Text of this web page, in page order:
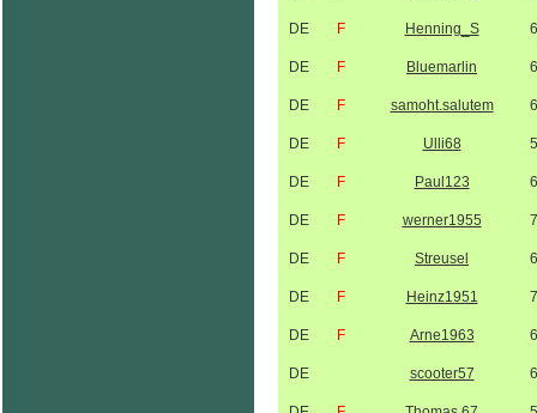
DE F Henning_S
DE F Bluemarlin
DE F samoht.salutem
DE F Ulli68
DE F Paul123
DE F werner1955
DE F Streusel
DE F Heinz1951
DE F Arne1963
DE scooter57